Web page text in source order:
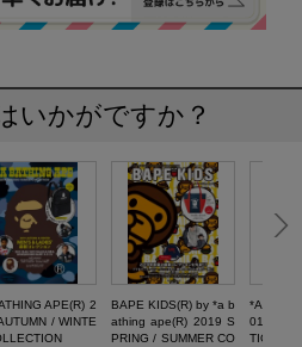
いかがですか？
APE(R) 2
/ WINTE
BAPE KIDS(R) by *a b
athing ape(R) 2019 S
PRING / SUMMER CO
*A
019
TION